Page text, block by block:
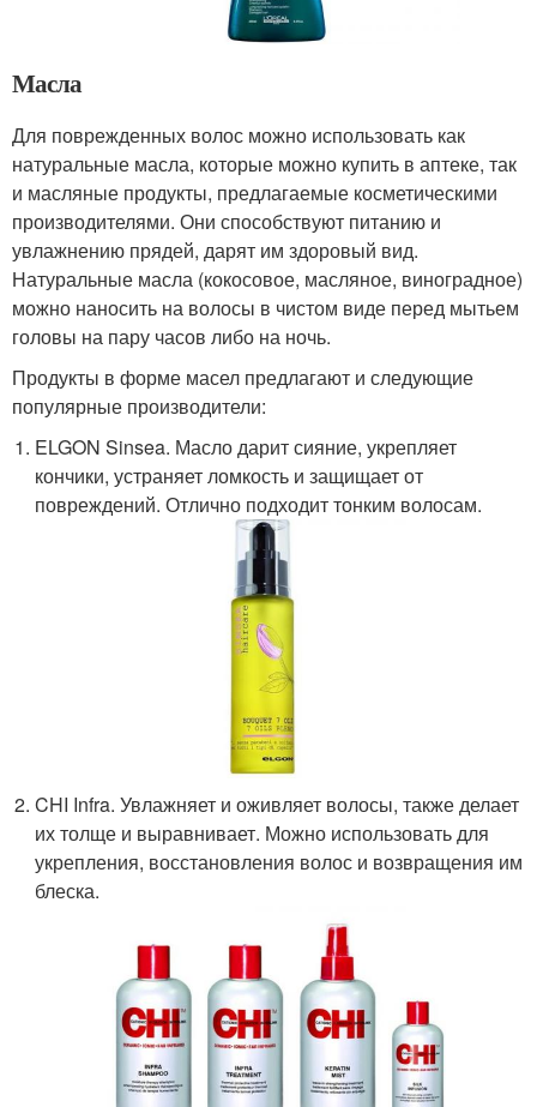
Масла
Для поврежденных волос можно использовать как
натуральные масла, которые можно купить в аптеке, так
и масляные продукты, предлагаемые косметическими
производителями. Они способствуют питанию и
увлажнению прядей, дарят им здоровый вид.
Натуральные масла (кокосовое, масляное, виноградное)
можно наносить на волосы в чистом виде перед мытьем
головы на пару часов либо на ночь.
Продукты в форме масел предлагают и следующие
популярные производители:
ELGON Sinsea. Масло дарит сияние, укрепляет
кончики, устраняет ломкость и защищает от
повреждений. Отлично подходит тонким волосам.
CHI Infra. Увлажняет и оживляет волосы, также делает
их толще и выравнивает. Можно использовать для
укрепления, восстановления волос и возвращения им
блеска.